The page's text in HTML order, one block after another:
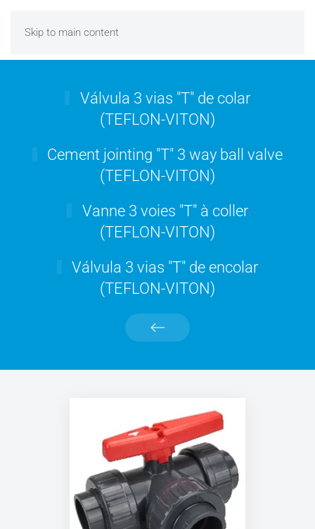
Skip to main content
Válvula 3 vias "T" de colar
(TEFLON-VITON)
Cement jointing "T" 3 way ball valve
(TEFLON-VITON)
Vanne 3 voies "T" à coller
(TEFLON-VITON)
Válvula 3 vias "T" de encolar
(TEFLON-VITON)